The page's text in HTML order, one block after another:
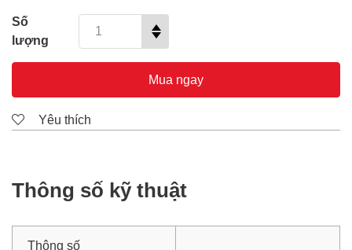
Số
lượng
Mua ngay
Yêu thích
Thông số kỹ thuật
Thông số